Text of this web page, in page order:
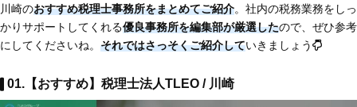
川崎のおすすめ税理士事務所をまとめてご紹介。社内の税務業務をしっ
かりサポートしてくれる優良事務所を編集部が厳選したので、ぜひ参考
にしてくださいね。 それではさっそくご紹介していきましょう
01.【おすすめ】税理士法人TLEO / 川崎